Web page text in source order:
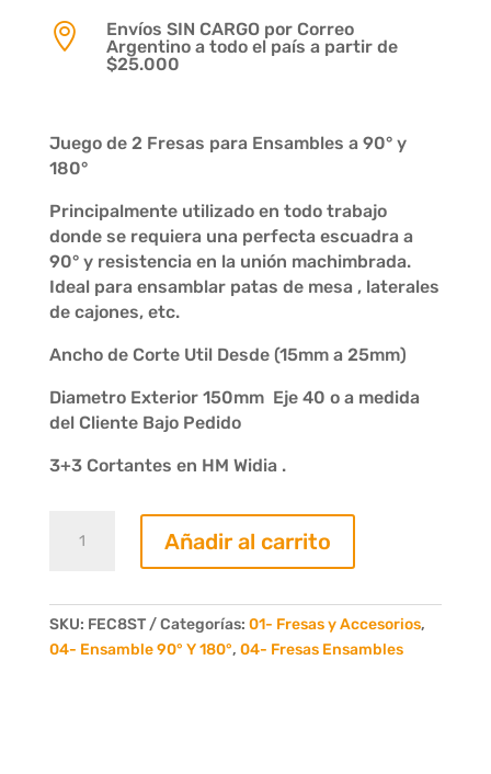

Envíos SIN CARGO por Correo
Argentino a todo el país a partir de
$25.000
Juego de 2 Fresas para Ensambles a 90° y
180°
Principalmente utilizado en todo trabajo
donde se requiera una perfecta escuadra a
90° y resistencia en la unión machimbrada.
Ideal para ensamblar patas de mesa , laterales
de cajones, etc.
Ancho de Corte Util Desde (15mm a 25mm)
Diametro Exterior 150mm Eje 40 o a medida
del Cliente Bajo Pedido
3+3 Cortantes en HM Widia .
Ensamble
90°
Añadir al carrito
SKU: FEC8ST Categorías: 01- Fresas y Accesorios,
04- Ensamble 90° Y 180°, 04- Fresas Ensambles